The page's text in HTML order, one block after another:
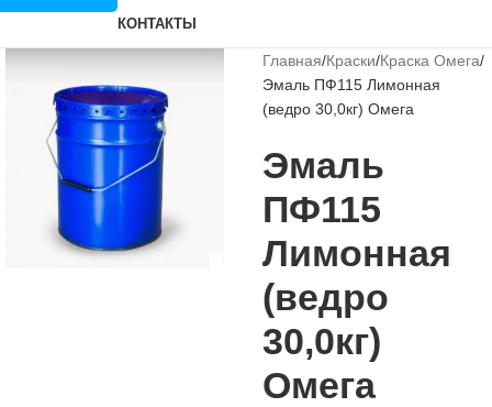
КОНТАКТЫ
Главная Краски Краска Омега
Эмаль ПФ115 Лимонная
(ведро 30,0кг) Омега
Эмаль
ПФ115
Лимонная
(ведро
30,0кг)
Омега